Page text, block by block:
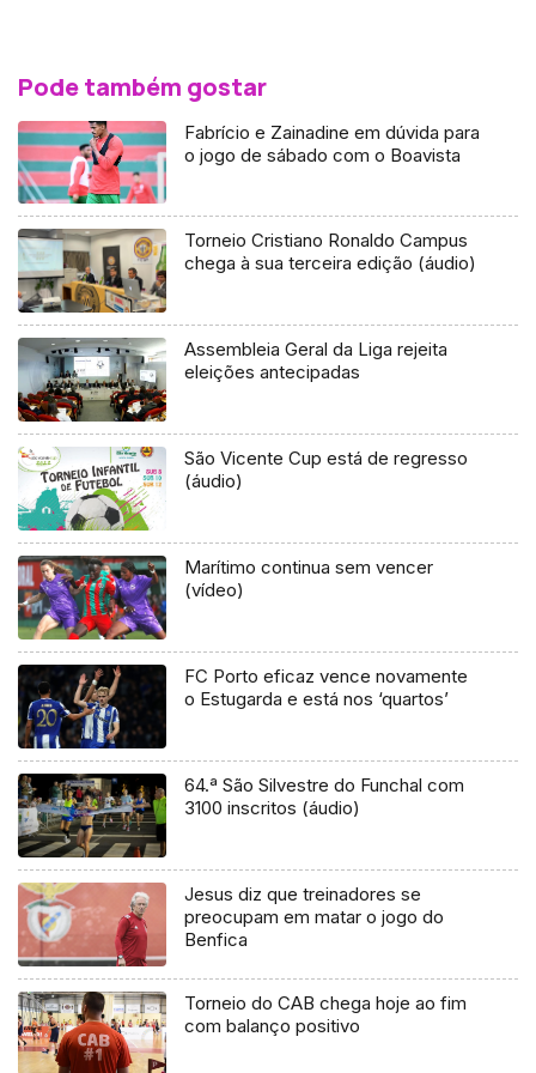
Pode também gostar
Fabrício e Zainadine em dúvida para
o jogo de sábado com o Boavista
Torneio Cristiano Ronaldo Campus
chega à sua terceira edição (áudio)
Assembleia Geral da Liga rejeita
eleições antecipadas
São Vicente Cup está de regresso
(áudio)
Marítimo continua sem vencer
(vídeo)
FC Porto eficaz vence novamente
o Estugarda e está nos ‘quartos’
64.ª São Silvestre do Funchal com
3100 inscritos (áudio)
Jesus diz que treinadores se
preocupam em matar o jogo do
Benfica
Torneio do CAB chega hoje ao fim
com balanço positivo